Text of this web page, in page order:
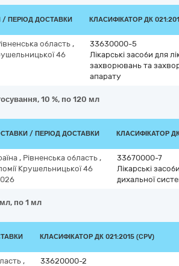
ПЕРІОД ДОСТАВКИ КЛАСИФІКАТОР ДК
область ,
46
33630000-5
Лікарські засоби для
захворювань та
апарату
10 %, по 120 мл
/ ПЕРІОД ДОСТАВКИ КЛАСИФІКАТОР ДК
, Рівненська область ,
Крушельницької 46
33670000-7
Лікарські
дихальної
по 1 мл
КЛАСИФІКАТОР ДК 021:2015 (CPV)
,
33620000-2